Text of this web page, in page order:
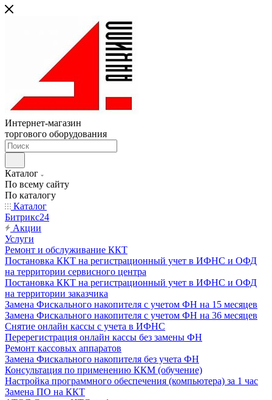
Интернет-магазин
торгового оборудования
Каталог
По всему сайту
По каталогу
Каталог
Битрикс24
Акции
Услуги
Ремонт и обслуживание ККТ
Постановка ККТ на регистрационный учет в ИФНС и ОФД
на территории сервисного центра
Постановка ККТ на регистрационный учет в ИФНС и ОФД
на территории заказчика
Замена Фискального накопителя с учетом ФН на 15 месяцев
Замена Фискального накопителя с учетом ФН на 36 месяцев
Снятие онлайн кассы с учета в ИФНС
Перерегистрация онлайн кассы без замены ФН
Ремонт кассовых аппаратов
Замена Фискального накопителя без учета ФН
Консультация по применению ККМ (обучение)
Настройка программного обеспечения (компьютера) за 1 час
Замена ПО на ККТ